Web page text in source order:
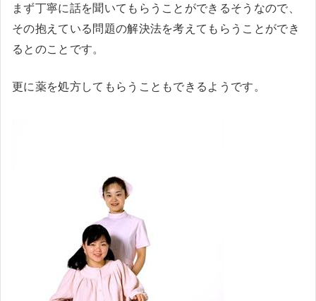
まず丁寧に話を聞いてもらうことができるそうなので、
その抱えている問題の解決法を考えてもらうことができ
るとのことです。
更に薬を処方してもらうこともできるようです。